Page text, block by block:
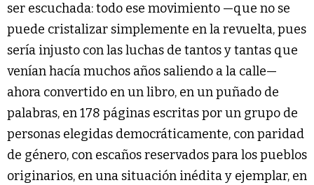
ser escuchada: todo ese movimiento —que no se
puede cristalizar simplemente en la revuelta, pues
sería injusto con las luchas de tantos y tantas que
venían hacía muchos años saliendo a la calle—
ahora convertido en un libro, en un puñado de
palabras, en 178 páginas escritas por un grupo de
personas elegidas democráticamente, con paridad
de género, con escaños reservados para los pueblos
originarios, en una situación inédita y ejemplar, en